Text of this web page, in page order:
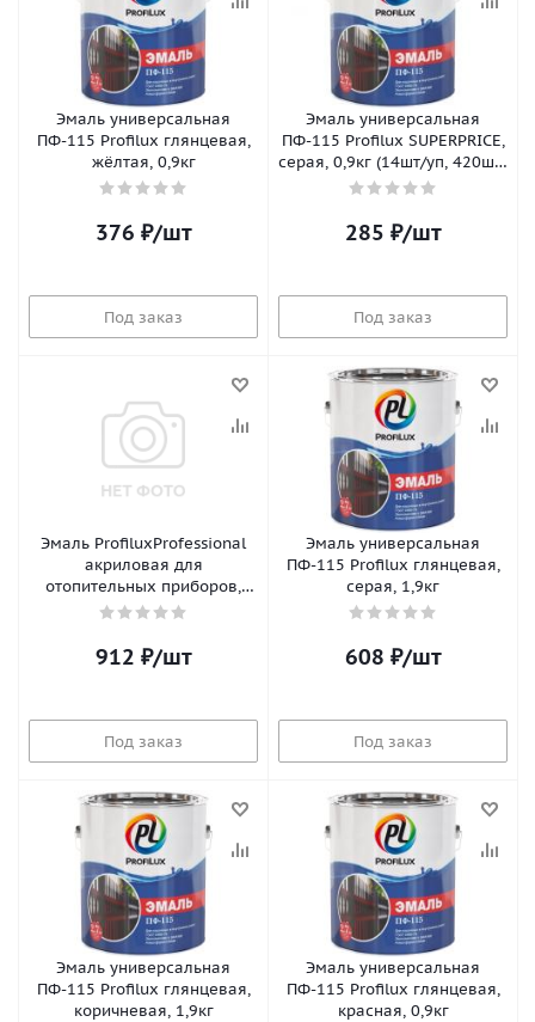
Эмаль универсальная
ПФ-115 Profilux глянцевая,
жёлтая, 0,9кг
376 ₽/шт
Под заказ
Эмаль универсальная
ПФ-115 Profilux SUPERPRICE,
серая, 0,9кг (14шт/уп, 420шт/
пал)
285 ₽/шт
Под заказ
Эмаль ProfiluxProfessional
акриловая для
отопительных приборов,
база 1, 0,9 кг
912 ₽/шт
Под заказ
Эмаль универсальная
ПФ-115 Profilux глянцевая,
серая, 1,9кг
608 ₽/шт
Под заказ
Эмаль универсальная
ПФ-115 Profilux глянцевая,
коричневая, 1,9кг
Эмаль универсальная
ПФ-115 Profilux глянцевая,
красная, 0,9кг